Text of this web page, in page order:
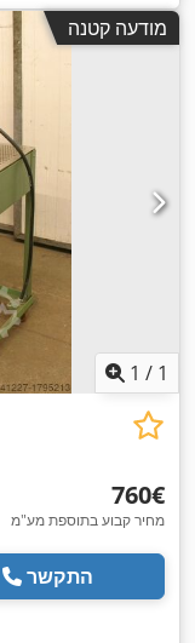
מודעה קטנה
1 / 1
‏760 ‏€
מחיר קבוע בתוספת מע"מ
התקשר